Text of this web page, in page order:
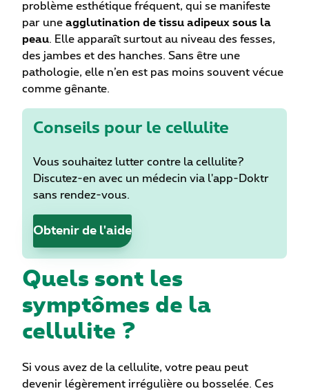
problème esthétique fréquent, qui se manifeste
par une agglutination de tissu adipeux sous la
peau. Elle apparaît surtout au niveau des fesses,
des jambes et des hanches. Sans être une
pathologie, elle n’en est pas moins souvent vécue
comme gênante.
Conseils pour le cellulite
Vous souhaitez lutter contre la cellulite?
Discutez-en avec un médecin via l'app-Doktr
sans rendez-vous.
Obtenir de l'aide
Quels sont les
symptômes de la
cellulite ?
Si vous avez de la cellulite, votre peau peut
devenir légèrement irrégulière ou bosselée. Ces